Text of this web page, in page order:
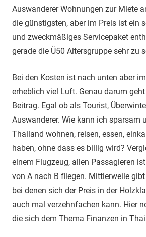
Auswanderer Wohnungen zur Miete
die günstigsten, aber im Preis ist ein
und zweckmäßiges Servicepaket
gerade die Ü50 Altersgruppe sehr zu
Bei den Kosten ist nach unten aber
erheblich viel Luft. Genau darum
Beitrag. Egal ob als Tourist,
Auswanderer. Wie kann ich sparsam
Thailand wohnen, reisen, essen,
haben, ohne dass es billig wird?
einem Flugzeug, allen Passagieren
von A nach B fliegen. Mittlerweile
bei denen sich der Preis in der
auch mal verzehnfachen kann. Hier
die sich dem Thema Finanzen in